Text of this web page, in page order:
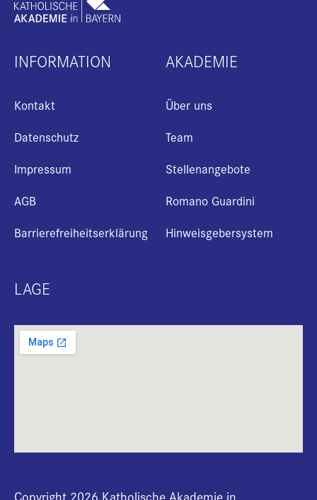
INFORMATION
Kontakt
Datenschutz
Impressum
AGB
Barrierefreiheitserklärung
AKADEMIE
Über uns
Team
Stellenangebote
Romano Guardini
Hinweisgebersystem
LAGE
Copyright 2026 Katholische Akademie in